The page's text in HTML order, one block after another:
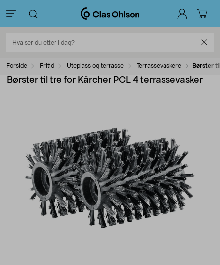
Forside Fritid Uteplass og terrasse Terrassevaskere Børster
Børster til tre for Kärcher PCL 4 terrassevasker